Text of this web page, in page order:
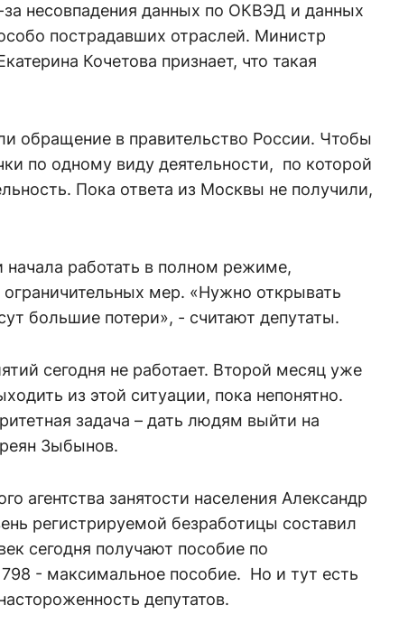
несовпадения данных по ОКВЭД и данных
пострадавших отраслей. Министр
Кочетова признает, что такая
обращение в правительство России. Чтобы
по одному виду деятельности, по которой
Пока ответа из Москвы не получили,
работать в полном режиме,
мер. «Нужно открывать
большие потери», - считают депутаты.
сегодня не работает. Второй месяц уже
из этой ситуации, пока непонятно.
задача – дать людям выйти на
Зыбынов.
агентства занятости населения Александр
регистрируемой безработицы составил
сегодня получают пособие по
- максимальное пособие. Но и тут есть
депутатов.